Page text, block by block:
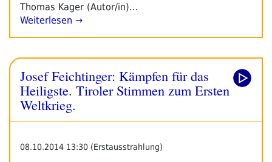
Thomas Kager (Autor/in)…
Weiterlesen →
Josef Feichtinger: Kämpfen für das
Heiligste. Tiroler Stimmen zum Ersten
Weltkrieg.
08.10.2014 13:30 (Erstausstrahlung)